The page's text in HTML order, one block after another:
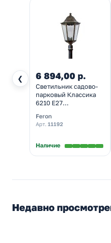
❮ 6 894,00 р.
Светильник садово-
парковый Классика
6210 E27
черное золото (столб
1200мм)
Feron
Арт. 11192
Наличие
Недавно